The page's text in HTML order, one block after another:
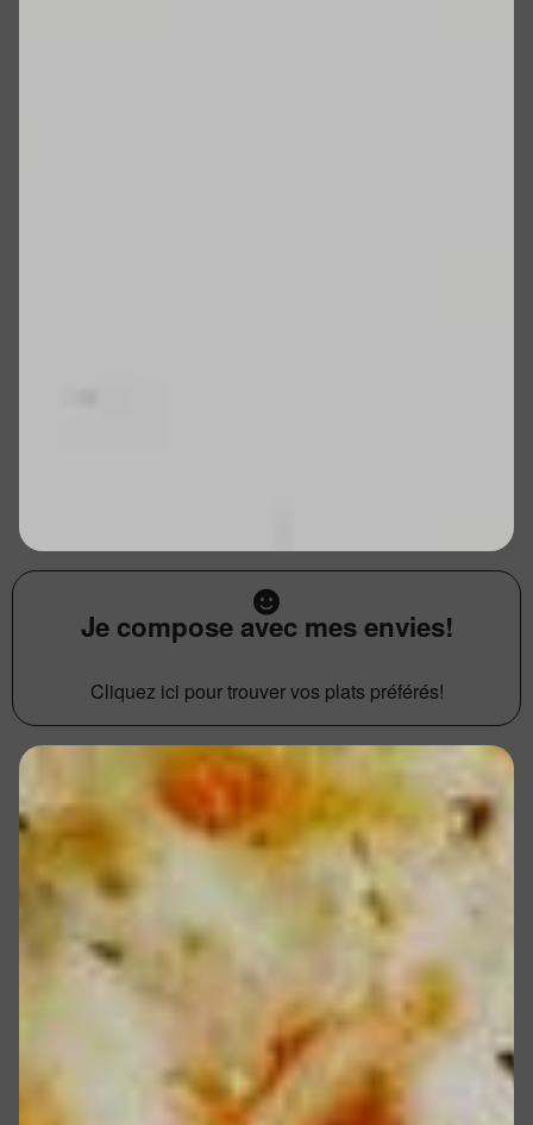
Je compose avec mes envies!
Cliquez ici pour trouver vos plats préférés!